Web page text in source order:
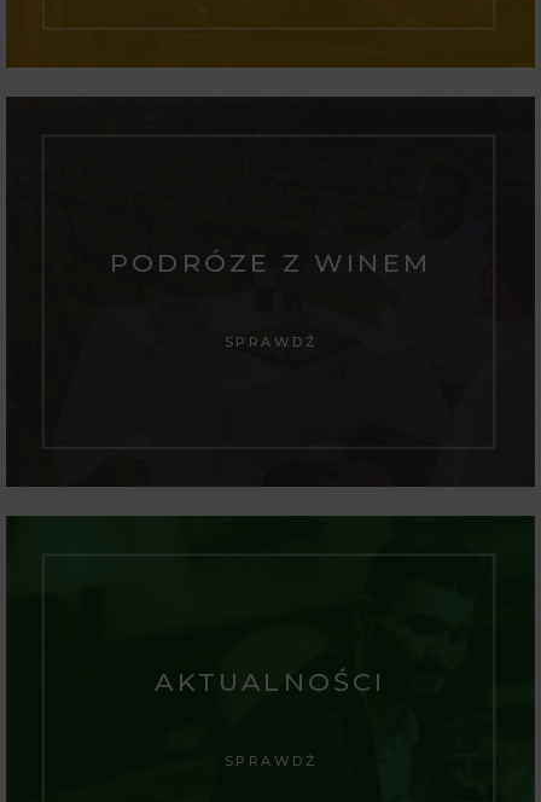
PODRÓZE Z WINEM
SPRAWDŹ
AKTUALNOŚCI
SPRAWDŹ